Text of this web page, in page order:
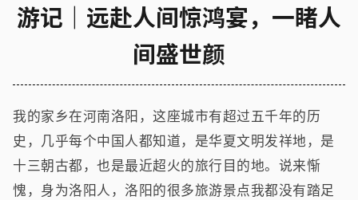
游记｜远赴人间惊鸿宴，一睹人
间盛世颜
我的家乡在河南洛阳，这座城市有超过五千年的历
史，几乎每个中国人都知道，是华夏文明发祥地，是
十三朝古都，也是最近超火的旅行目的地。说来惭
愧，身为洛阳人，洛阳的很多旅游景点我都没有踏足